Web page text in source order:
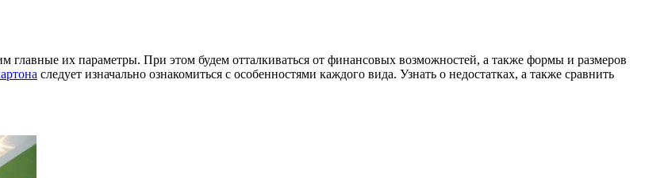
их параметры. При этом будем отталкиваться от финансовых возможностей, а также формы и размеров
следует изначально ознакомиться с особенностями каждого вида. Узнать о недостатках, а также сравнить